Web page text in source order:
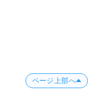
ページ上部へ